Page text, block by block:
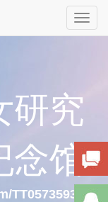
研究
念馆
TT057359319